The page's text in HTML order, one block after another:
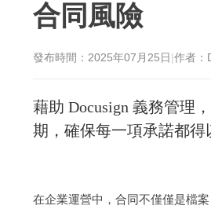
Intercom
合同風險
發布時間： 2025年07月25日 |作者：
藉助 Docusign 義務管理
期，確保每一項承諾都得
在企業運營中，合同不僅僅是檔